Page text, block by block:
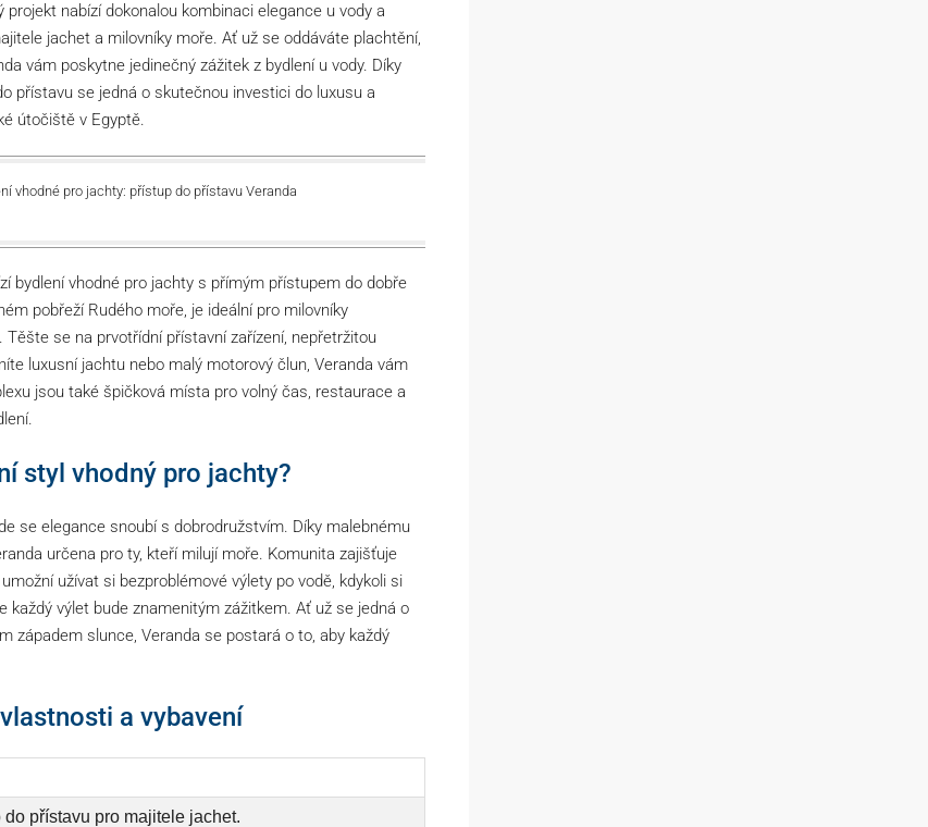
nabízí dokonalou kombinaci elegance u vody a
jachet a milovníky moře. Ať už se oddáváte plachtění,
vám poskytne jedinečný zážitek z bydlení u vody. Díky
přístavu se jedná o skutečnou investici do luxusu a
útočiště v Egyptě.
vhodné pro jachty: přístup do přístavu Veranda
bydlení vhodné pro jachty s přímým přístupem do dobře
pobřeží Rudého moře, je ideální pro milovníky
se na prvotřídní přístavní zařízení, nepřetržitou
luxusní jachtu nebo malý motorový člun, Veranda vám
jsou také špičková místa pro volný čas, restaurace a
styl vhodný pro jachty?
se elegance snoubí s dobrodružstvím. Díky malebnému
určena pro ty, kteří milují moře. Komunita zajišťuje
užívat si bezproblémové výlety po vodě, kdykoli si
výlet bude znamenitým zážitkem. Ať už se jedná o
západem slunce, Veranda se postará o to, aby každý
a vybavení
přístavu pro majitele jachet.